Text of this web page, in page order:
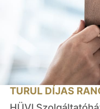
TURUL DÍJAS